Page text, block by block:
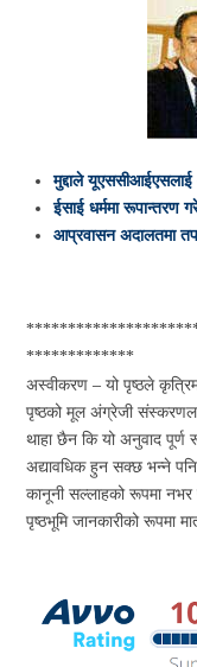
मुद्दाले यूएससीआईएसलाई
ईसाई धर्ममा रूपान्तरण
आप्रवासन अदालतमा
*************
अस्वीकरण – यो पृष्ठले कृत्रिम
पृष्ठको मूल अंग्रेजी
थाहा छैन कि यो अनुवाद
अद्यावधिक हुन सक्छ भन्ने
कानूनी सल्लाहको रूपमा नभर
पृष्ठभूमि जानकारीको रूपमा